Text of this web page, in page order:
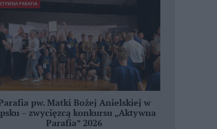
PARAFIA
pw. Matki Bożej Anielskiej w
– zwycięzcą konkursu „Aktywna
Parafia” 2026